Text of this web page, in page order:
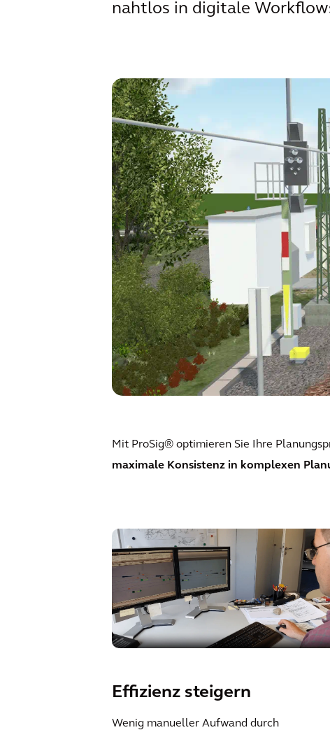
nahtlos in digitale
Mit ProSig® optimieren Sie Ihre
maximale Konsistenz in komplexen
Effizienz steigern
Wenig manueller Aufwand durch